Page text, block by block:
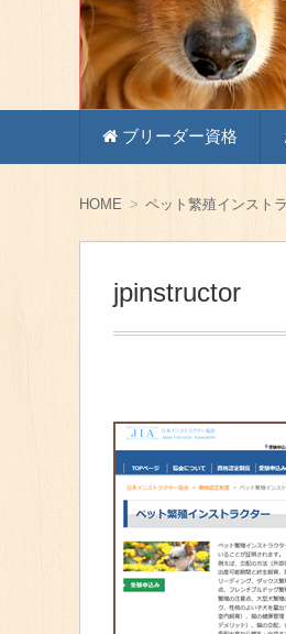
ブリーダー資格
HOME ペット繁殖インスト
jpinstructor